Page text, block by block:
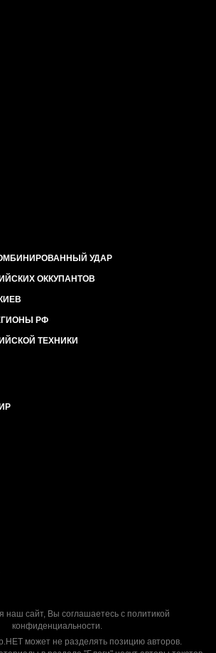
УДАР
ОККУПАНТОВ
РФ
ТЕХНИКИ
наш сайт, Вы соглашаетесь с политикой
конфиденциальности.
может не разделять позицию авторов.